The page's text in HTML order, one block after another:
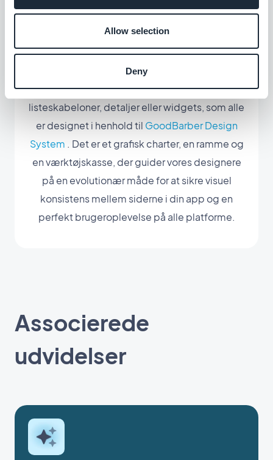
Allow selection
Deny
Vores designere giver dig flere skabeloner til at
præsentere dine interessepunkter bedst
muligt. Du kan vælge mellem vores
listeskabeloner, detaljer eller widgets, som alle
er designet i henhold til GoodBarber Design
System . Det er et grafisk charter, en ramme og
en værktøjskasse, der guider vores designere
på en evolutionær måde for at sikre visuel
konsistens mellem siderne i din app og en
perfekt brugeroplevelse på alle platforme.
Associerede
udvidelser